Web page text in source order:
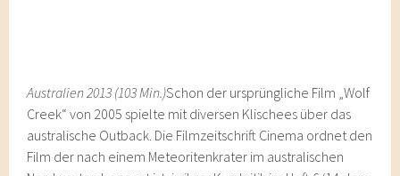
Australien 2013 (103 Min.)Schon der ursprüngliche Film „Wolf
Creek“ von 2005 spielte mit diversen Klischees über das
australische Outback. Die Filmzeitschrift Cinema ordnet den
Film der nach einem Meteoritenkrater im australischen